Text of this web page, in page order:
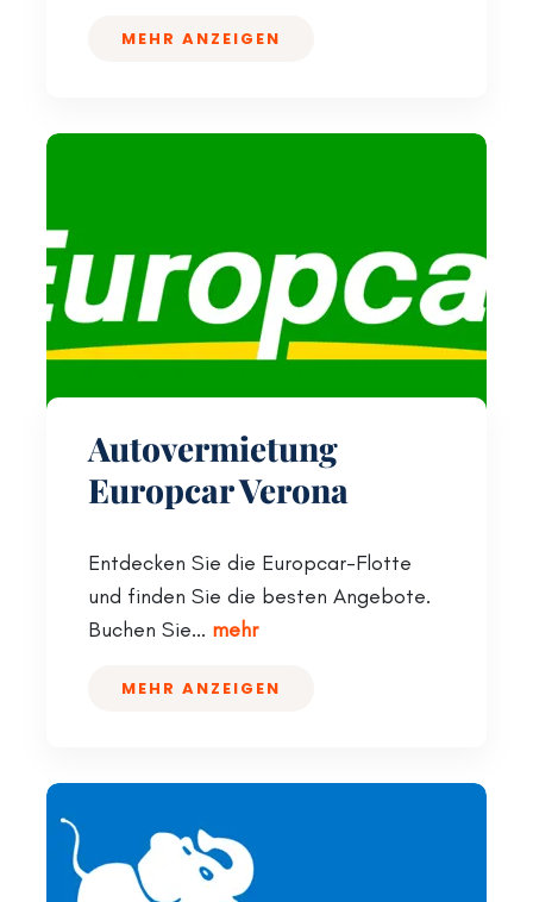
MEHR ANZEIGEN
Autovermietung
Europcar Verona
Entdecken Sie die Europcar-Flotte
und finden Sie die besten Angebote.
Buchen Sie... mehr
MEHR ANZEIGEN